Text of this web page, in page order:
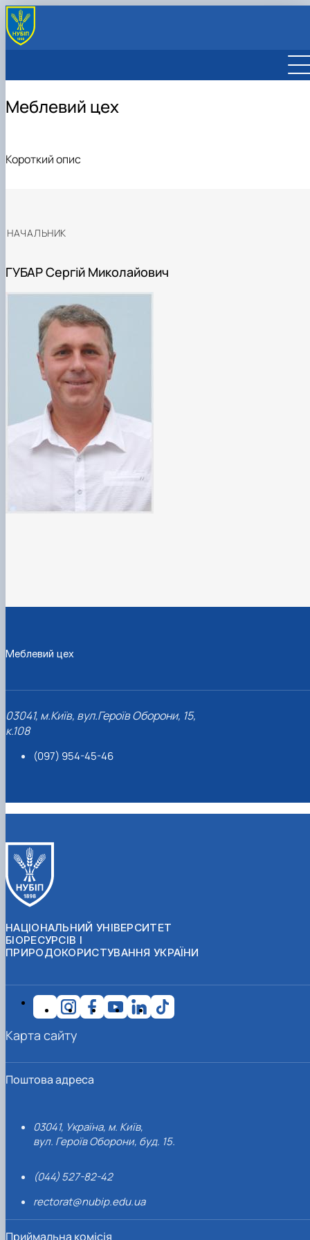
Меблевий цех
Короткий опис
НАЧАЛЬНИК
ГУБАР Сергій Миколайович
Меблевий цех
03041, м.Київ, вул.Героїв Оборони, 15,
к.108
(097) 954-45-46
НАЦІОНАЛЬНИЙ УНІВЕРСИТЕТ
БІОРЕСУРСІВ І
ПРИРОДОКОРИСТУВАННЯ УКРАЇНИ
Поштова адреса
03041, Україна, м. Київ,
вул. Героїв Оборони, буд. 15.
(044) 527-82-42
rectorat@nubip.edu.ua
Приймальна комісія
Карта сайту